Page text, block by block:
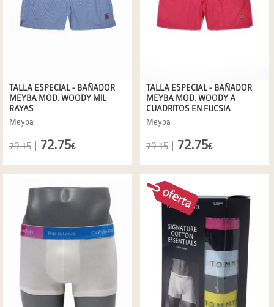
TALLA ESPECIAL - BAÑADOR
MEYBA MOD. WOODY MIL
RAYAS
Meyba
79.15 72.75€
TALLA ESPECIAL - BAÑADOR
MEYBA MOD. WOODY A
CUADRITOS EN FUCSIA
Meyba
79.15 72.75€